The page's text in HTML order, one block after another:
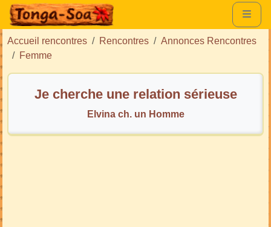
Accueil rencontres Rencontres
Annonces Rencontres
Femme
Je cherche une relation sérieuse
Elvina ch. un Homme